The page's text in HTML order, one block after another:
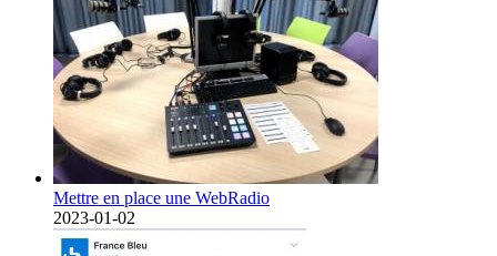
Mettre en place une WebRadio
2023-01-02